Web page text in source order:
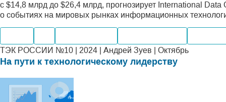
с $14,8 млрд до $26,4 млрд, прогнозирует International
о событиях на мировых рынках информационных
ТЭК РОССИИ №10 | 2024 | Андрей Зуев | Октябрь
На пути к технологическому лидерству